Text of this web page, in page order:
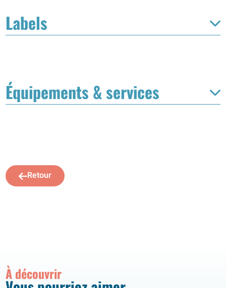
Labels
Équipements & services
Retour
À découvrir